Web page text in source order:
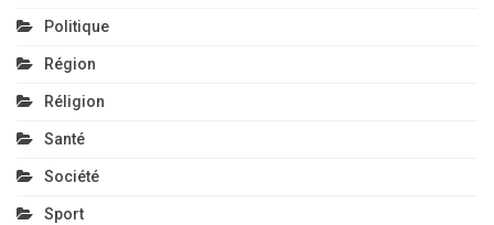
Politique
Région
Réligion
Santé
Société
Sport